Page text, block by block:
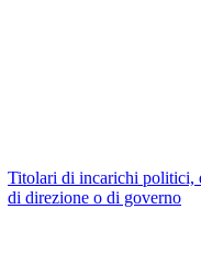
Titolari di incarichi politici,
di direzione o di governo